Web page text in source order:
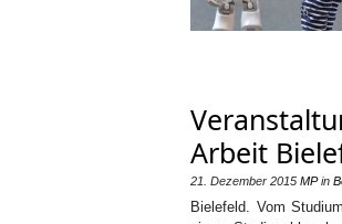
Arbeit
21. Dezember 2015 MPin
Bielefeld. Vom